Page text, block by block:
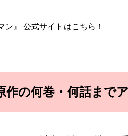
ン』 公式サイトはこちら！
作の何巻・何話まで